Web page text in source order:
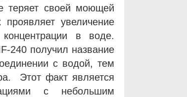
теряет своей моющей
увеличение
в воде.
240 получил название
с водой, тем
Этот факт является
с небольшим